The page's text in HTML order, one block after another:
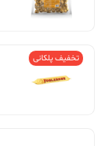
تخفیف پلکانی